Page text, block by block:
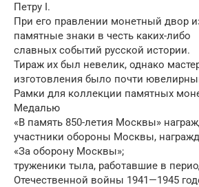
Петру I.
При его правлении монетный двор
памятные знаки в честь каких-либо
славных событий русской истории.
Тираж их был невелик, однако
изготовления было почти
Рамки для коллекции памятных
Медалью
«В память 850-летия Москвы»
участники обороны Москвы,
«За оборону Москвы»;
труженики тыла, работавшие в
Отечественной войны 1941—1945